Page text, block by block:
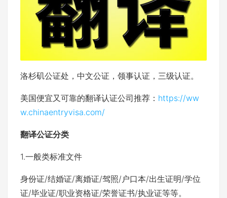
洛杉矶公证处，中文公证，领事认证，三级认证。
美国便宜又可靠的翻译认证公司推荐： https://ww
w.chinaentryvisa.com/
翻译公证分类
1.一般类标准文件
身份证/结婚证/离婚证/驾照/户口本/出生证明/学位
证/毕业证/职业资格证/荣誉证书/执业证等等。